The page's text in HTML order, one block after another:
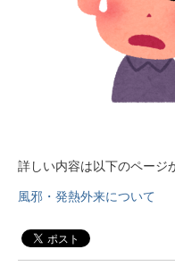
詳しい内容は以下のページ
風邪・発熱外来について